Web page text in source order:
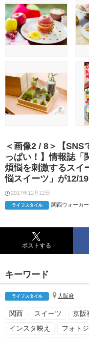
＜画像2 / 8＞【SNS
っぱい！】情報誌「
煩悩を刺激するスイ
悩スイーツ」が12/
2017年12月12日
ライフスタイル 関西ウォーカー
ポストする
キーワード
ライフスタイル 大阪府
関西 スイーツ 京阪
インスタ映え
フォト